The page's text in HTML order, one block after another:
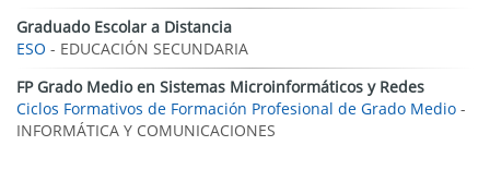
Graduado Escolar a Distancia
ESO - EDUCACIÓN SECUNDARIA
FP Grado Medio en Sistemas Microinformáticos y Redes
Ciclos Formativos de Formación Profesional de Grado Medio -
INFORMÁTICA Y COMUNICACIONES